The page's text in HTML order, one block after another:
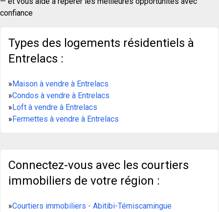
confiance
Types des logements résidentiels à
Entrelacs :
»Maison à vendre à Entrelacs
»Condos à vendre à Entrelacs
»Loft à vendre à Entrelacs
»Fermettes à vendre à Entrelacs
Connectez-vous avec les courtiers
immobiliers de votre région :
»Courtiers immobiliers - Abitibi-Témiscamingue